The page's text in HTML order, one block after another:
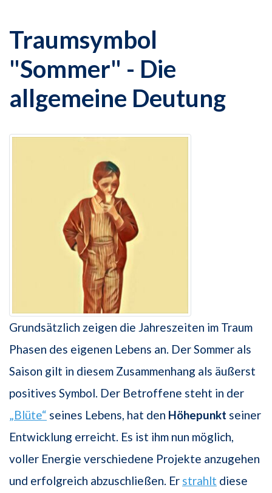
Traumsymbol
"Sommer" - Die
allgemeine Deutung
Grundsätzlich zeigen die Jahreszeiten im Traum
Phasen des eigenen Lebens an. Der Sommer als
Saison gilt in diesem Zusammenhang als äußerst
positives Symbol. Der Betroffene steht in der
„Blüte“ seines Lebens, hat den Höhepunkt seiner
Entwicklung erreicht. Es ist ihm nun möglich,
voller Energie verschiedene Projekte anzugehen
und erfolgreich abzuschließen. Er strahlt diese